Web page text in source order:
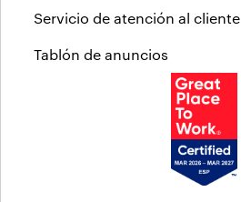
Servicio de atención al cliente
Tablón de anuncios